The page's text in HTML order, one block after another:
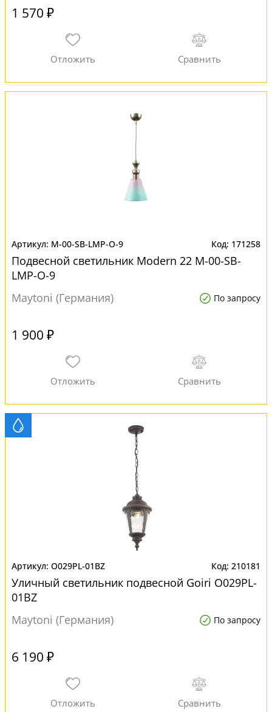
1 570 ₽
M-00-SB-LMP-O-9 171258
Подвесной светильник Modern 22 M-00-SB-
LMP-O-9
Maytoni (Германия)
По запросу
1 900 ₽
O029PL-01BZ 210181
Уличный светильник подвесной Goiri O029PL-
01BZ
Maytoni (Германия)
По запросу
6 190 ₽